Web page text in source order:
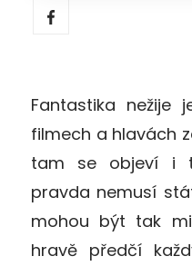
Fantastika nežije
filmech a hlavách
tam se objeví i
pravda nemusí
mohou být tak
hravě předčí